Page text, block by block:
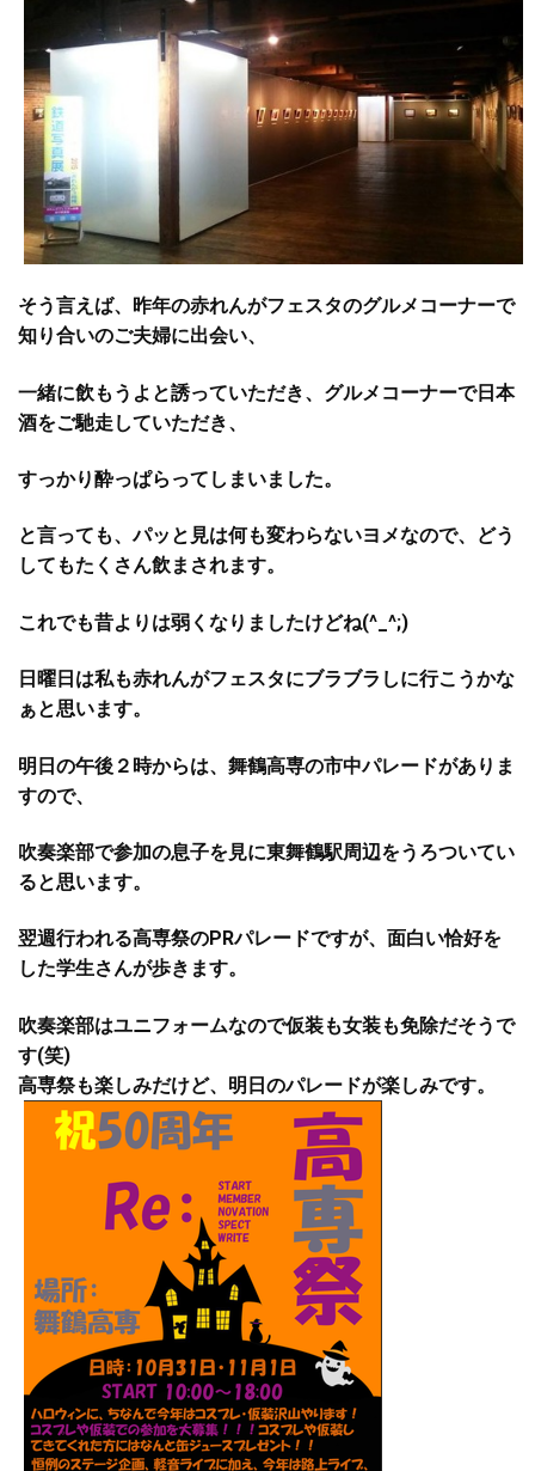
そう言えば、昨年の赤れんがフェスタのグルメコーナーで
知り合いのご夫婦に出会い、
一緒に飲もうよと誘っていただき、グルメコーナーで日本
酒をご馳走していただき、
すっかり酔っぱらってしまいました。
と言っても、パッと見は何も変わらないヨメなので、どう
してもたくさん飲まされます。
これでも昔よりは弱くなりましたけどね(^_^;)
日曜日は私も赤れんがフェスタにブラブラしに行こうかな
ぁと思います。
明日の午後２時からは、舞鶴高専の市中パレードがありま
すので、
吹奏楽部で参加の息子を見に東舞鶴駅周辺をうろついてい
ると思います。
翌週行われる高専祭のPRパレードですが、面白い恰好を
した学生さんが歩きます。
吹奏楽部はユニフォームなので仮装も女装も免除だそうで
す(笑)
高専祭も楽しみだけど、明日のパレードが楽しみです。